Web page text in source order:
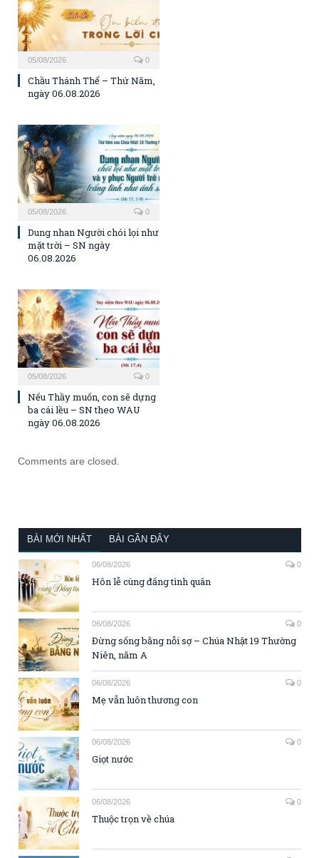
05/08/2026 0
Chầu Thánh Thể – Thứ Năm,
ngày 06.08.2026
05/08/2026 0
Dung nhan Người chói lọi như
mặt trời – SN ngày
06.08.2026
05/08/2026 0
Nếu Thầy muốn, con sẽ dựng
ba cái lều – SN theo WAU
ngày 06.08.2026
Comments are closed.
BÀI MỚI NHẤT BÀI GẦN ĐÂY
06/08/2026 0
Hôn lễ cùng đấng tình quân
06/08/2026 0
Đừng sống bằng nỗi sợ – Chúa Nhật 19 Thường
Niên, năm A
06/08/2026 0
Mẹ vẫn luôn thương con
06/08/2026 0
Giọt nước
06/08/2026 0
Thuộc trọn về chúa